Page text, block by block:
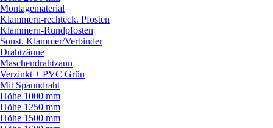
Montagematerial
Klammern-rechteck. Pfosten
Klammern-Rundpfosten
Sonst. Klammer/Verbinder
Drahtzäune
Maschendrahtzaun
Verzinkt + PVC Grün
Mit Spanndraht
Höhe 1000 mm
Höhe 1250 mm
Höhe 1500 mm